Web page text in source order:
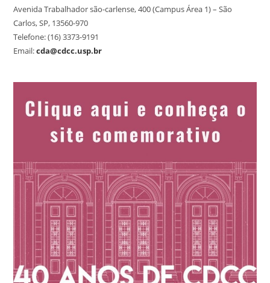
Avenida Trabalhador são-carlense, 400 (Campus Área 1) – São
Carlos, SP, 13560-970
Telefone: (16) 3373-9191
Email:cda@cdcc.usp.br